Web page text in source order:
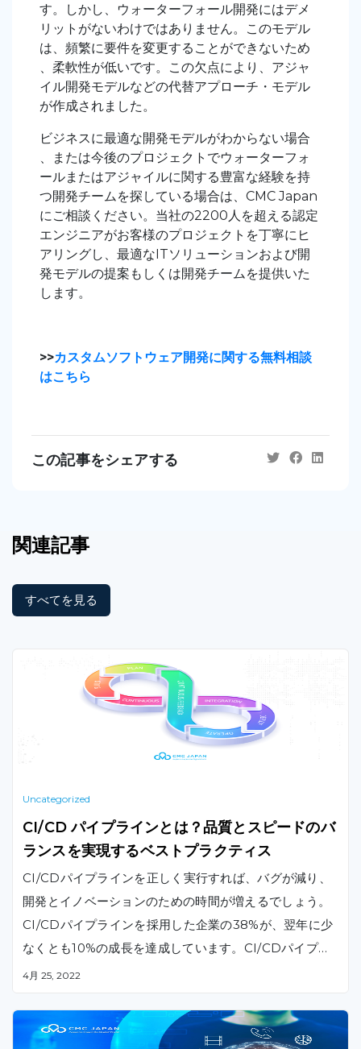
す。しかし、ウォーターフォール開発にはデメ
リットがないわけではありません。このモデル
は、頻繁に要件を変更することができないため
、柔軟性が低いです。この欠点により、アジャ
イル開発モデルなどの代替アプローチ・モデル
が作成されました。
ビジネスに最適な開発モデルがわからない場合
、または今後のプロジェクトでウォーターフォ
ールまたはアジャイルに関する豊富な経験を持
つ開発チームを探している場合は、CMC Japan
に ご相談ください。当社の2200人を超える認定
エンジニアがお客様のプロジェクトを丁寧にヒ
アリングし、最適なITソリューションおよび開
発モデルの提案もしくは開発チームを提供いた
します。
>>カスタムソフトウェア開発に関する無料相談
はこちら
この記事をシェアする
関連記事
すべてを見る
Uncategorized
CI/CD パイプラインとは？品質とスピードのバ
ランスを実現するベストプラクティス
CI/CDパイプラインを正しく実行すれば、バグが減り、
開発とイノベーションのための時間が増えるでしょう。
CI/CDパイプラインを採用した企業の38%が、翌年に少
なくとも10%の成長を達成しています。CI/CDパイプラ
インを最大限に活用するためのポイント・ノウハウをお
4月 25, 2022